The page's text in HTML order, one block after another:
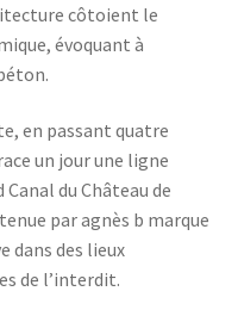
côtoient le
évoquant à
en passant quatre
un jour une ligne
du Château de
par agnès b marque
dans des lieux
de l’interdit.